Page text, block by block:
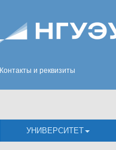
Контакты и реквизиты
УНИВЕРСИТЕТ